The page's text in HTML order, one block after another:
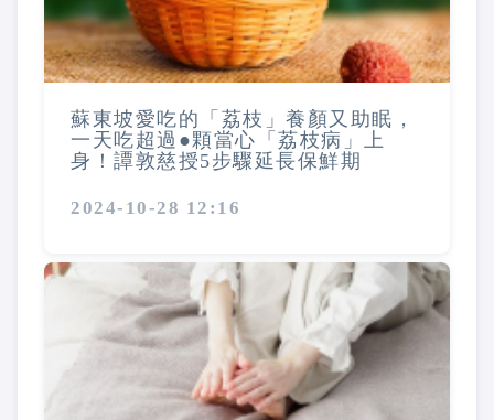
蘇東坡愛吃的「荔枝」養顏又助眠，
一天吃超過●顆當心「荔枝病」上
身！譚敦慈授5步驟延長保鮮期
2024-10-28 12:16